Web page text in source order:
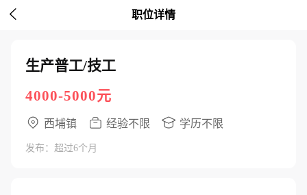
 职位详情
生产普工/技工
4000-5000元
西埔镇 经验不限 学历不限
发布：超过6个月